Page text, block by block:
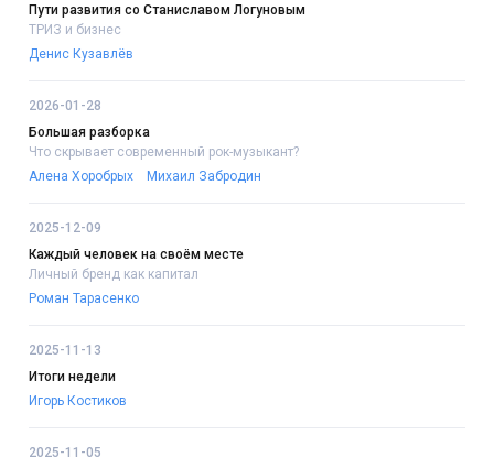
Пути развития со Станиславом Логуновым
ТРИЗ и бизнес
Денис Кузавлёв
2026-01-28
Большая разборка
Что скрывает современный рок-музыкант?
Алена Хоробрых
Михаил Забродин
2025-12-09
Каждый человек на своём месте
Личный бренд как капитал
Роман Тарасенко
2025-11-13
Итоги недели
Игорь Костиков
2025-11-05